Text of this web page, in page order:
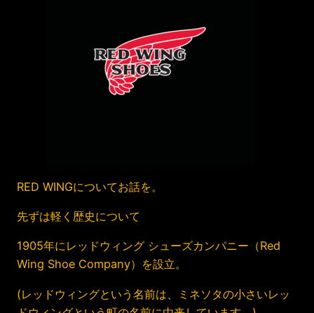
RED WINGについてお話を。
先ずは軽く歴史について
1905年にレッドウィング シューズカンパニー（Red
Wing Shoe Company）を設立。
(レッドウィングという名前は、ミネソタの小さいレッ